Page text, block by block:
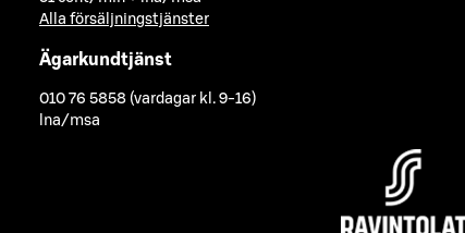
Alla försäljningstjänster
Ägarkundtjänst
010 76 5858 (vardagar kl. 9-16)
lna/msa